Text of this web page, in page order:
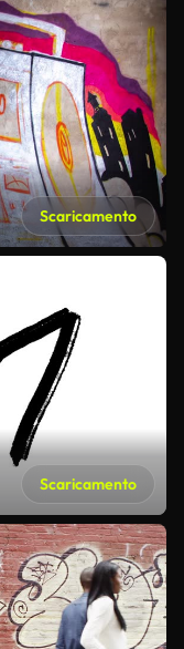
Scaricamento
Scaricamento